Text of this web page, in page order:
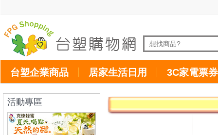
台塑企業商品 居家生活日用 3C家電票券
活動專區